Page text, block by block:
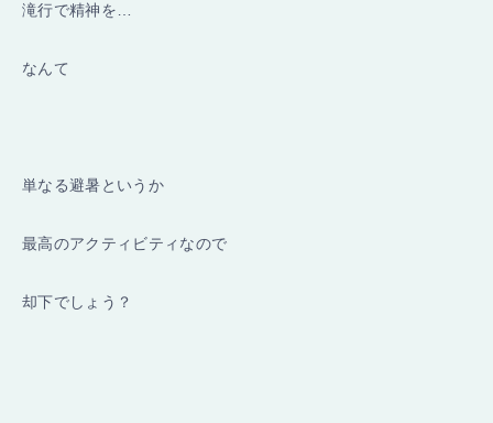
滝行で精神を…
なんて
単なる避暑というか
最高のアクティビティなので
却下でしょう？